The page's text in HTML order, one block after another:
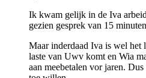
Ik kwam gelijk in de Iva
gezien gesprek van 15
Maar inderdaad Iva is wel het
laste van Uwv komt en Wia
aan meebetalen vor jaren.